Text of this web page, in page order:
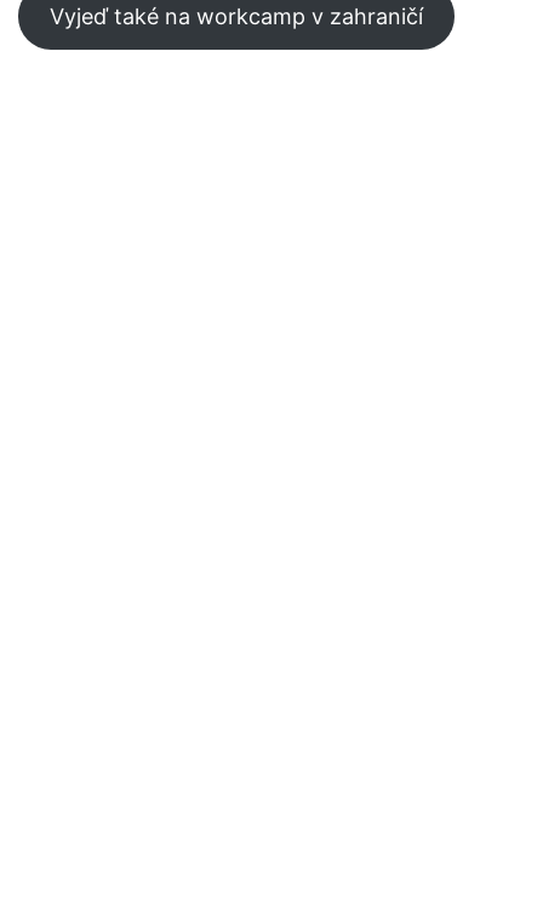
Vyjeď také na workcamp v zahraničí